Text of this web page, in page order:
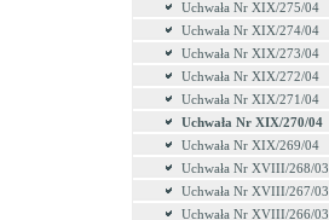
Uchwała Nr XIX/275/04
Uchwała Nr XIX/274/04
Uchwała Nr XIX/273/04
Uchwała Nr XIX/272/04
Uchwała Nr XIX/271/04
Uchwała Nr XIX/270/04
Uchwała Nr XIX/269/04
Uchwała Nr XVIII/268/03
Uchwała Nr XVIII/267/03
Uchwała Nr XVIII/266/03